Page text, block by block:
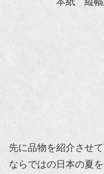
先に品物を紹介させ
ならではの日本の夏